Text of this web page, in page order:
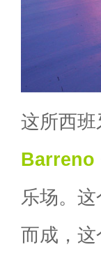
这所西
Barreno
乐场。
而成，